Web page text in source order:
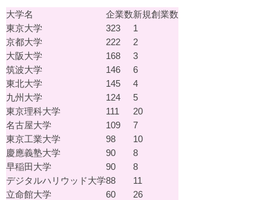
大学名 企業数新規創業数
東京大学
323
1
京都大学
222
2
大阪大学
168
3
筑波大学
146
6
東北大学
145
4
九州大学
124
5
東京理科大学
111
20
名古屋大学
109
7
東京工業大学
98
10
慶應義塾大学
90
8
早稲田大学
90
8
デジタルハリウッド大学88
11
立命館大学
60
26